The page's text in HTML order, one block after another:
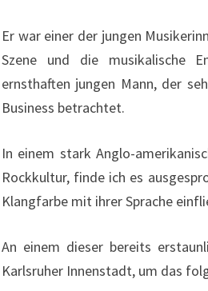
Er war einer der jungen
Szene und die musikalische
ernsthaften jungen Mann, der
Business betrachtet.
In einem stark Anglo-
Rockkultur, finde ich es
Klangfarbe mit ihrer Sprache
An einem dieser bereits
Karlsruher Innenstadt, um das